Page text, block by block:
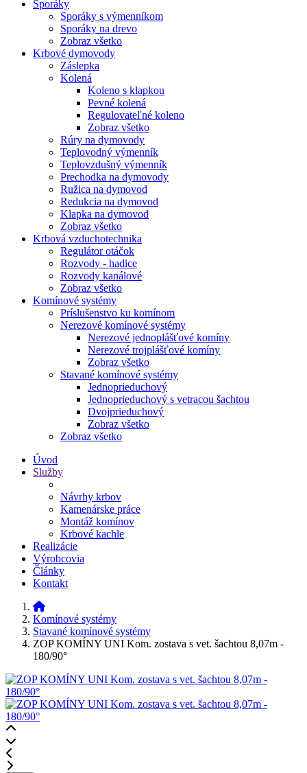
Sporáky
Sporáky s výmenníkom
Sporáky na drevo
Zobraz všetko
Krbové dymovody
Záslepka
Kolená
Koleno s klapkou
Pevné kolená
Regulovateľné koleno
Zobraz všetko
Rúry na dymovody
Teplovodný výmenník
Teplovzdušný výmenník
Prechodka na dymovody
Ružica na dymovod
Redukcia na dymovod
Klapka na dymovod
Zobraz všetko
Krbová vzduchotechnika
Regulátor otáčok
Rozvody - hadice
Rozvody kanálové
Zobraz všetko
Komínové systémy
Príslušenstvo ku komínom
Nerezové komínové systémy
Nerezové jednoplášťové komíny
Nerezové trojplášťové komíny
Zobraz všetko
Stavané komínové systémy
Jednoprieduchový
Jednoprieduchový s vetracou šachtou
Dvojprieduchový
Zobraz všetko
Zobraz všetko
Úvod
Služby
Návrhy krbov
Kamenárske práce
Montáž komínov
Krbové kachle
Realizácie
Výrobcovia
Články
Kontakt
Komínové systémy
Stavané komínové systémy
ZOP KOMÍNY UNI Kom. zostava s vet. šachtou 8,07m -
180/90°